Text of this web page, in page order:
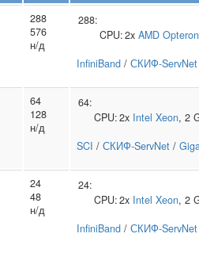
288
576
н/д
288:
CPU:2x AMD
InfiniBand / СКИФ-ServNet
64
128
н/д
64:
CPU:2x Intel Xeon, 2
SCI / СКИФ-ServNet /
24
48
н/д
24:
CPU:2x Intel Xeon, 2
InfiniBand / СКИФ-ServNet